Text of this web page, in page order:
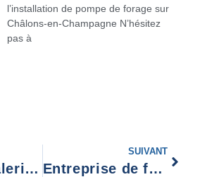
l’installation de pompe de forage sur
Châlons-en-Champagne N’hésitez
pas à
Injection galerie souterraine Laon
SUIVANT
Entreprise de fondation profonde Châlons-en-Champagne